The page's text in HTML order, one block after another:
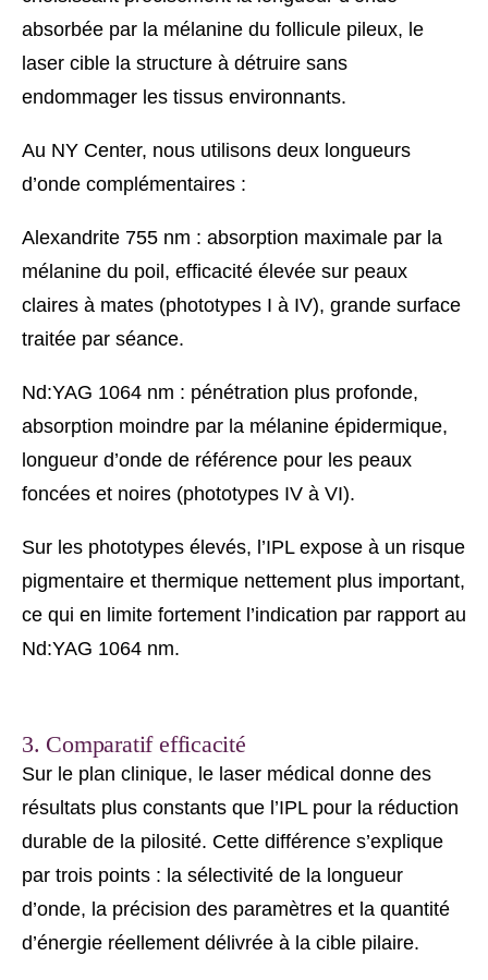
absorbée par la mélanine du follicule pileux, le
laser cible la structure à détruire sans
endommager les tissus environnants.
Au NY Center, nous utilisons deux longueurs
d’onde complémentaires :
Alexandrite 755 nm : absorption maximale par la
mélanine du poil, efficacité élevée sur peaux
claires à mates (phototypes I à IV), grande surface
traitée par séance.
Nd:YAG 1064 nm : pénétration plus profonde,
absorption moindre par la mélanine épidermique,
longueur d’onde de référence pour les peaux
foncées et noires (phototypes IV à VI).
Sur les phototypes élevés, l’IPL expose à un risque
pigmentaire et thermique nettement plus important,
ce qui en limite fortement l’indication par rapport au
Nd:YAG 1064 nm.
3. Comparatif efficacité
Sur le plan clinique, le laser médical donne des
résultats plus constants que l’IPL pour la réduction
durable de la pilosité. Cette différence s’explique
par trois points : la sélectivité de la longueur
d’onde, la précision des paramètres et la quantité
d’énergie réellement délivrée à la cible pilaire.